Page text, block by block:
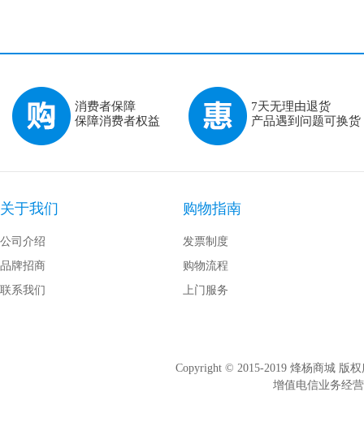
消费者保障
保障消费者权益
7天无理由退货
产品遇到问题可换货
关于我们
公司介绍
品牌招商
联系我们
购物指南
发票制度
购物流程
上门服务
Copyright © 2015-2019 烽杨商城 版
增值电信业务经